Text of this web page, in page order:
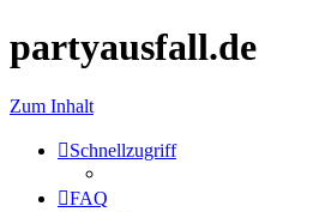
partyausfall.de
Zum Inhalt
Schnellzugriff
FAQ